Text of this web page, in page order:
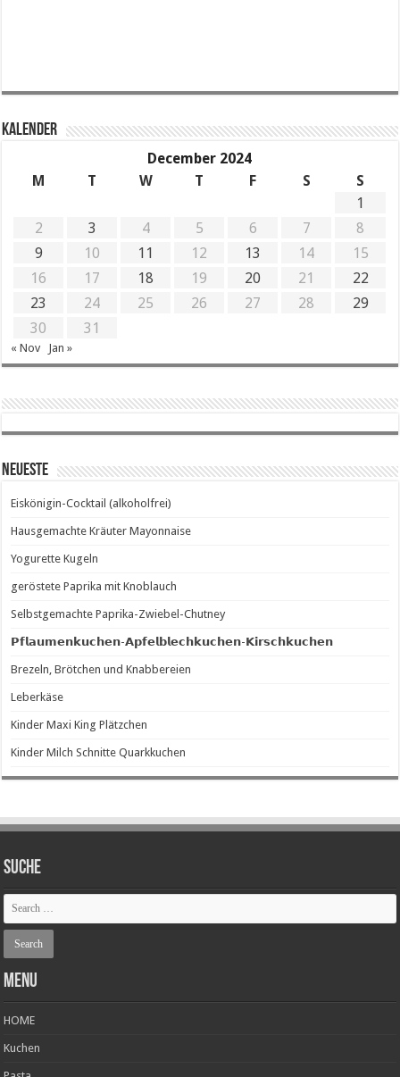
KALENDER
December 2024
M
T W T F S
S
1
2
3 4 5 6 7
8
9
10 11 12 13 14
15
16
17 18 19 20 21
22
23
24 25 26 27 28
29
30
31
« Nov Jan »
Neueste
Eiskönigin-Cocktail (alkoholfrei)
Hausgemachte Kräuter Mayonnaise
Yogurette Kugeln
geröstete Paprika mit Knoblauch
Selbstgemachte Paprika-Zwiebel-Chutney
𝗣𝗳𝗹𝗮𝘂𝗺𝗲𝗻𝗸𝘂𝗰𝗵𝗲𝗻-𝗔𝗽𝗳𝗲𝗹𝗯𝗹𝗲𝗰𝗵𝗸𝘂𝗰𝗵𝗲𝗻-𝗞𝗶𝗿𝘀𝗰𝗵𝗸𝘂𝗰𝗵𝗲𝗻
Brezeln, Brötchen und Knabbereien
Leberkäse
Kinder Maxi King Plätzchen
Kinder Milch Schnitte Quarkkuchen
SUCHE
Menu
HOME
Kuchen